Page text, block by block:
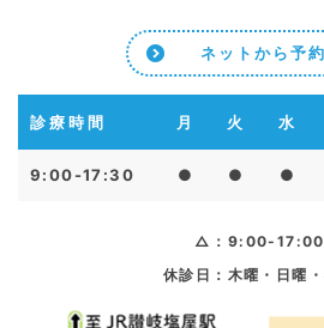
ネットから予
診療時間 月 火 水
9:00-17:30 ● ● ●
△：9:00-17:00
休診日：木曜・日曜